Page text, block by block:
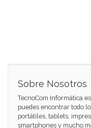
Sobre Nosotros
TecnoCom Informática
puedes encontrar todo
portátiles, tablets,
smartphones y mucho